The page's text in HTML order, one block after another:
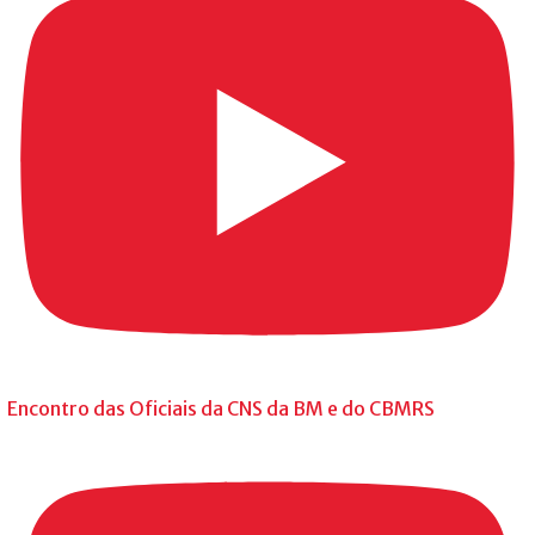
Encontro das Oficiais da CNS da BM e do CBMRS